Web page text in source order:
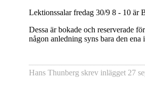
Lektionssalar fredag 30/9 8 - 10 är
Dessa är bokade och reserverade
någon anledning syns bara den ena
Hans Thunberg skrev inlägget 27